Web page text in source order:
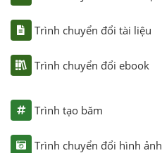
Trình chuyển đổi tài liệu
Trình chuyển đổi ebook
Trình tạo băm
Trình chuyển đổi hình ảnh